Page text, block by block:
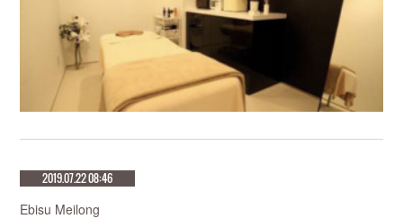
2019.07.22 08:46
Ebisu Meilong